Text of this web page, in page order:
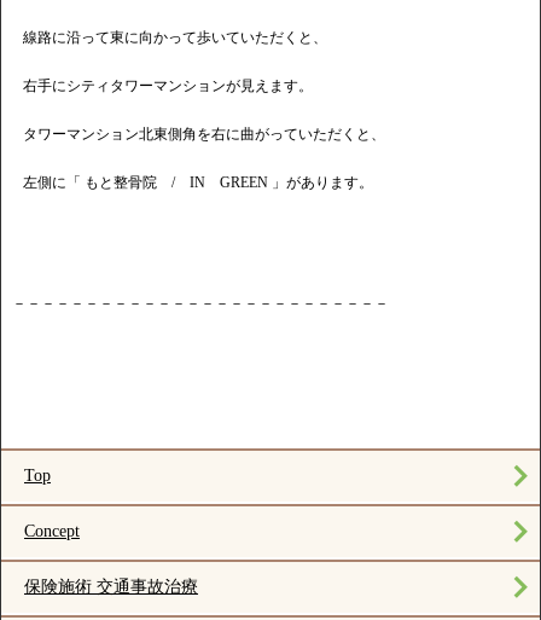
線路に沿って東に向かって歩いていただくと、
右手にシティタワーマンションが見えます。
タワーマンション北東側角を右に曲がっていただくと、
左側に「 もと整骨院 / IN GREEN 」があります。
－－－－－－－－－－－－－－－－－－－－－－－－－－
Top
Concept
保険施術 交通事故治療